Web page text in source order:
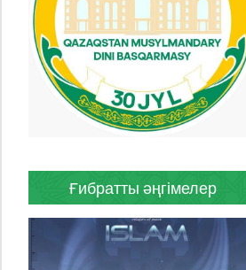
Ғибратты әңгімелер